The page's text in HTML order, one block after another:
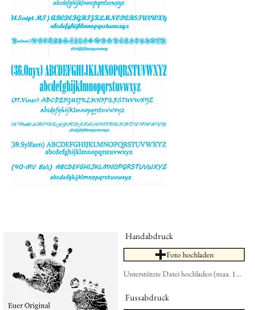
Handabdruck
Foto hochladen
Unterstützte Datei hochladen (max. 15MB)
Fussabdruck